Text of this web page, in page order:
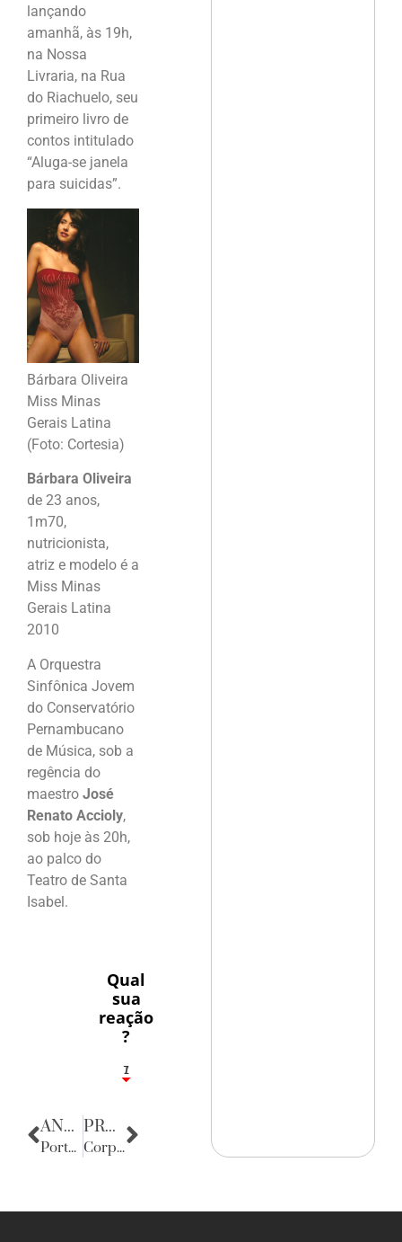
lançando
amanhã, às 19h,
na Nossa
Livraria, na Rua
do Riachuelo, seu
primeiro livro de
contos intitulado
“Aluga-se janela
para suicidas”.
Bárbara Oliveira
Miss Minas
Gerais Latina
(Foto: Cortesia)
Bárbara Oliveira
de 23 anos,
1m70,
nutricionista,
atriz e modelo é a
Miss Minas
Gerais Latina
2010
A Orquestra
Sinfônica Jovem
do Conservatório
Pernambucano
de Música, sob a
regência do
maestro José
Renato Accioly,
sob hoje às 20h,
ao palco do
Teatro de Santa
Isabel.
Qual
sua
reação
?
1
7
ANTERIOR
Porta Retratos
PRÓXIMA
Corpo Consular